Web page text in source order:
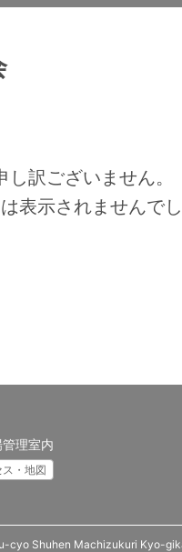
し訳ございません。
表示されませんでし
理室内
ス・地図
cyo Shuhen Machizukuri Kyo-